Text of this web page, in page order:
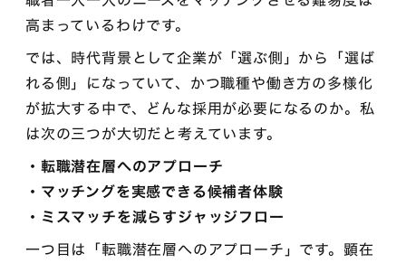
高まっているわけです。
では、時代背景として企業が「選ぶ側」から「選ば
れる側」になっていて、かつ職種や働き方の多様化
が拡大する中で、どんな採用が必要になるのか。私
は次の三つが大切だと考えています。
・転職潜在層へのアプローチ
・マッチングを実感できる候補者体験
・ミスマッチを減らすジャッジフロー
一つ目は「転職潜在層へのアプローチ」です。顕在